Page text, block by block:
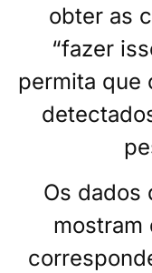
obter as
“fazer
permita que
Os dados
mostram